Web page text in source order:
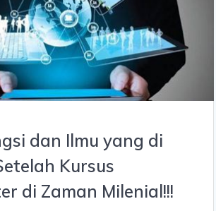
dan Ilmu yang di
Kursus
di Zaman Milenial!!!